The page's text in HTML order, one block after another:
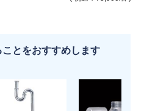
とをおすすめします